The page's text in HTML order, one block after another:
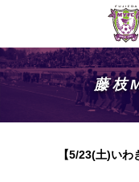
藤枝
【5/23(土)い